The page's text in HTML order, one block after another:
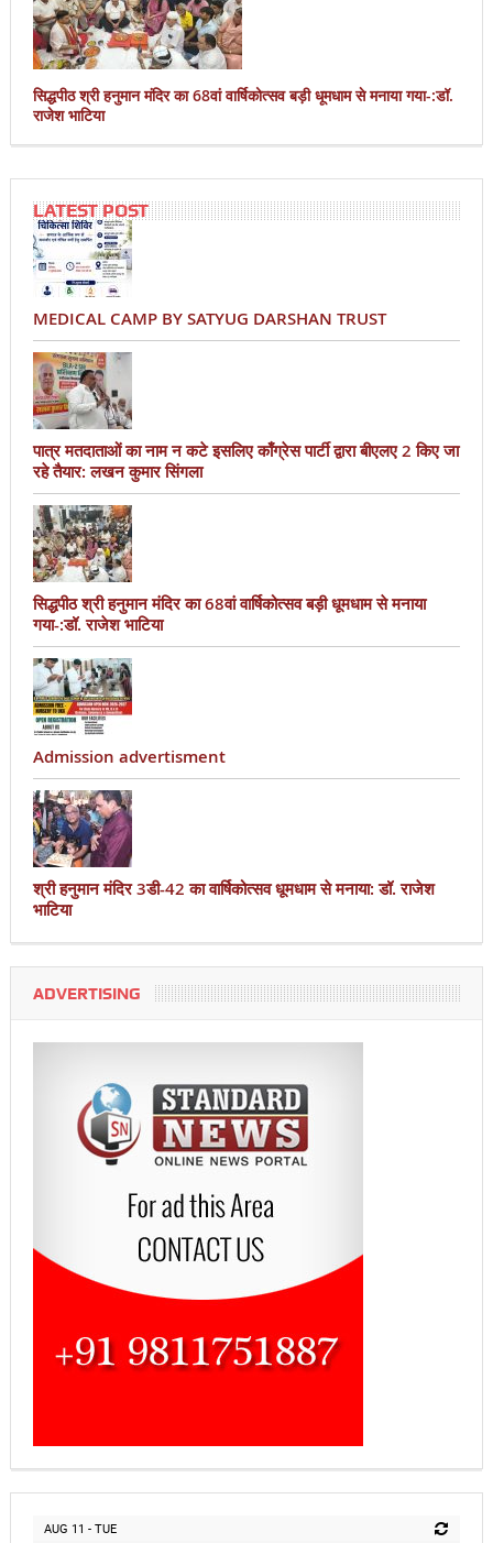
सिद्धपीठ श्री हनुमान मंदिर का 68वां वार्षिकोत्सव बड़ी धूमधाम से मनाया गया-:डॉ.
राजेश भाटिया
LATEST POST
MEDICAL CAMP BY SATYUG DARSHAN TRUST
पात्र मतदाताओं का नाम न कटे इसलिए काँग्रेस पार्टी द्वारा बीएलए 2 किए जा
रहे तैयार: लखन कुमार सिंगला
सिद्धपीठ श्री हनुमान मंदिर का 68वां वार्षिकोत्सव बड़ी धूमधाम से मनाया
गया-:डॉ. राजेश भाटिया
Admission advertisment
श्री हनुमान मंदिर 3डी-42 का वार्षिकोत्सव धूमधाम से मनाया: डॉ. राजेश
भाटिया
ADVERTISING
AUG 11 - TUE